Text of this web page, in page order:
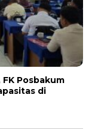
Posbakum
di